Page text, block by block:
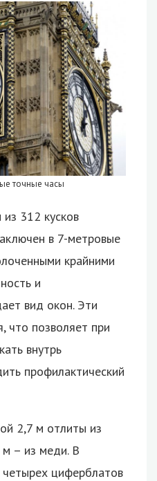
точные часы
312 кусков
в 7-метровые
крайними
и
вид окон. Эти
что позволяет при
внутрь
профилактический
2,7 м отлиты из
м – из меди. В
циферблатов